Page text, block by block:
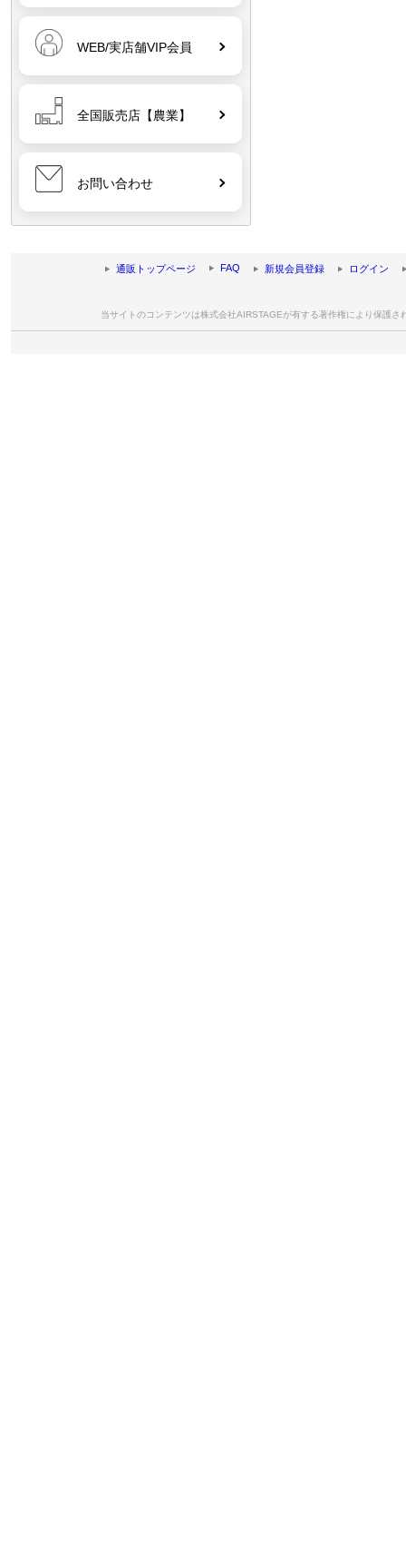
WEB/実店舗VIP会員
全国販売店【農業】
お問い合わせ
通販トップページ FAQ 新規会員登録 ログイン
当サイトのコンテンツは株式会社AIRSTAGEが有する著作権により保護